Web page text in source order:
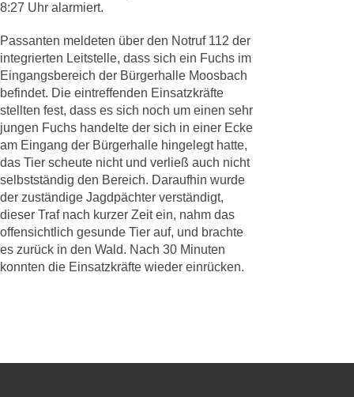
8:27 Uhr alarmiert.
Passanten meldeten über den Notruf 112 der
integrierten Leitstelle, dass sich ein Fuchs im
Eingangsbereich der Bürgerhalle Moosbach
befindet. Die eintreffenden Einsatzkräfte
stellten fest, dass es sich noch um einen sehr
jungen Fuchs handelte der sich in einer Ecke
am Eingang der Bürgerhalle hingelegt hatte,
das Tier scheute nicht und verließ auch nicht
selbstständig den Bereich. Daraufhin wurde
der zuständige Jagdpächter verständigt,
dieser Traf nach kurzer Zeit ein, nahm das
offensichtlich gesunde Tier auf, und brachte
es zurück in den Wald. Nach 30 Minuten
konnten die Einsatzkräfte wieder einrücken.